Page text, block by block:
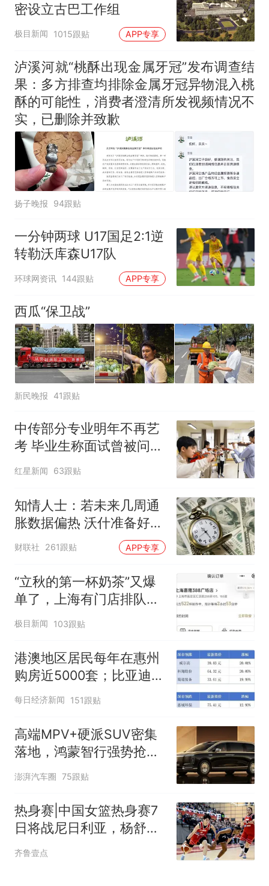
密设立古巴工作组
极目新闻 1015跟贴 APP专享
泸溪河就“桃酥出现金属牙冠”发布调查结
果：多方排查均排除金属牙冠异物混入桃
酥的可能性，消费者澄清所发视频情况不
实，已删除并致歉
扬子晚报 94跟贴
一分钟两球 U17国足2:1逆
转勒沃库森U17队
环球网资讯 144跟贴 APP专享
西瓜“保卫战”
新民晚报 41跟贴
中传部分专业明年不再艺
考 毕业生称面试曾被问
“如何策划晚会” 专家：遏
红星新闻 63跟贴
知情人士：若未来几周通
胀数据偏热 沃什准备好加
息
财联社 261跟贴 APP专享
“立秋的第一杯奶茶”又爆
单了，上海有门店排队超
500杯，店员：今天奶茶
店都很忙，要等2个多小
时
极目新闻 103跟贴
港澳地区居民每年在惠州
购房近5000套；比亚迪销
量跻身全球车企第六丨大
湾区财经早参
每日经济新闻 151跟贴
高端MPV+硬派SUV密集
落地，鸿蒙智行强势抢占
自主高端市场制高点
澎湃汽车圈 75跟贴
热身赛|中国女篮热身赛7
日将战尼日利亚，杨舒予
有望出战
齐鲁壹点